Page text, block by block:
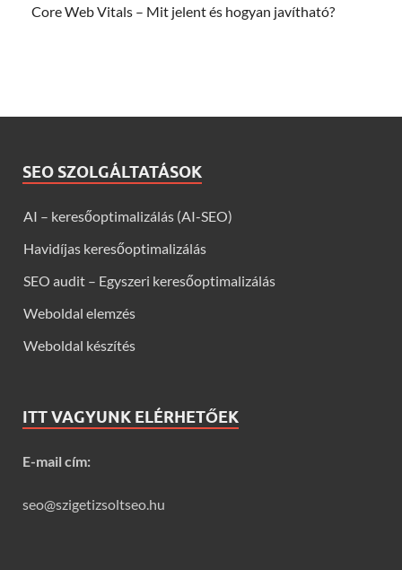
Core Web Vitals – Mit jelent és hogyan javítható?
SEO SZOLGÁLTATÁSOK
AI – keresőoptimalizálás (AI-SEO)
Havidíjas keresőoptimalizálás
SEO audit – Egyszeri keresőoptimalizálás
Weboldal elemzés
Weboldal készítés
ITT VAGYUNK ELÉRHETŐEK
E-mail cím:
seo@szigetizsoltseo.hu